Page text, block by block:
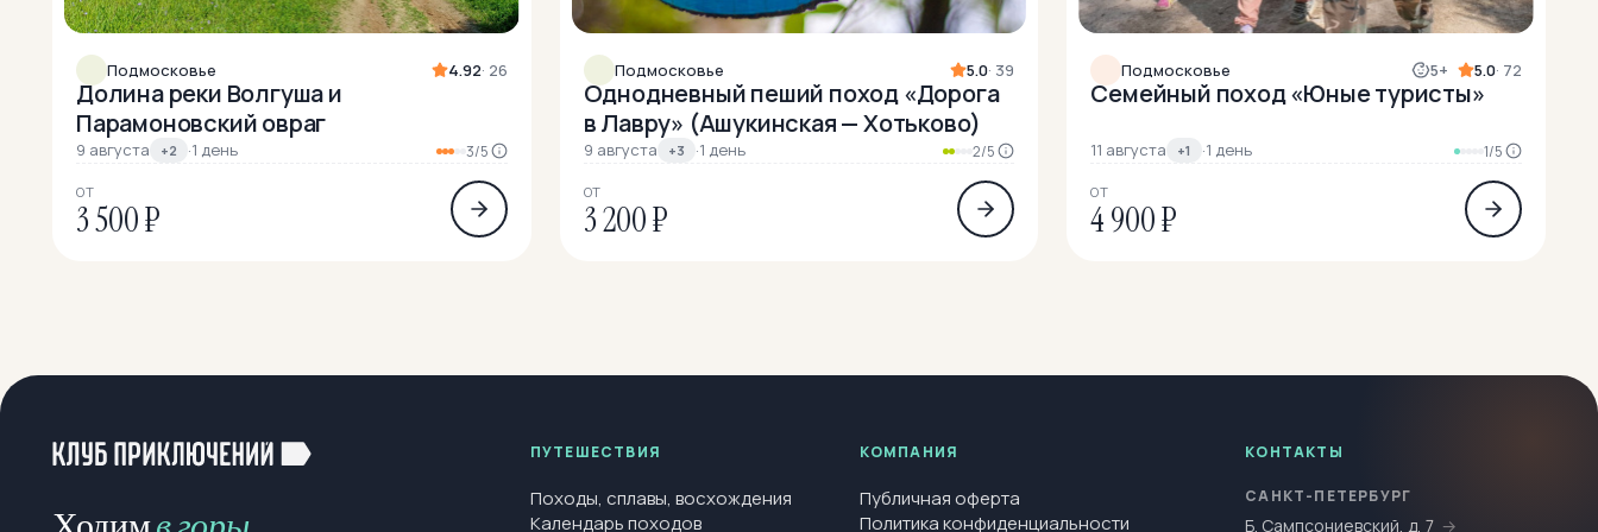
Подмосковье 4.92· 26
Долина реки Волгуша и
Парамоновский овраг
9 августа +2 ·1 день 3/5
ОТ
3 500 ₽
Подмосковье 5.0· 39
Однодневный пеший поход «Дорога
в Лавру» (Ашукинская — Хотьково)
9 августа +3 ·1 день 2/5
ОТ
3 200 ₽
Подмосковье 5+ 5.0· 72
Семейный поход «Юные туристы»
11 августа +1 ·1 день 1/5
ОТ
4 900 ₽
ПУТЕШЕСТВИЯ
Походы, сплавы, восхождения
Календарь походов
КОМПАНИЯ
Публичная оферта
Политика конфиденциальности
КОНТАКТЫ
САНКТ-ПЕТЕРБУРГ
Б. Сампсониевский, д. 7